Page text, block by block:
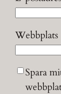
Webbplats
Spara